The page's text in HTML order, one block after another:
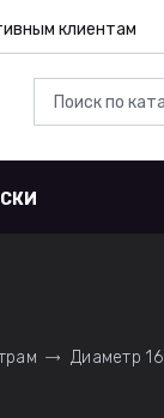
клиентам
Диаметр 16